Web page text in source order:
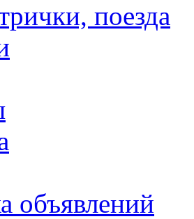
поезда
объявлений